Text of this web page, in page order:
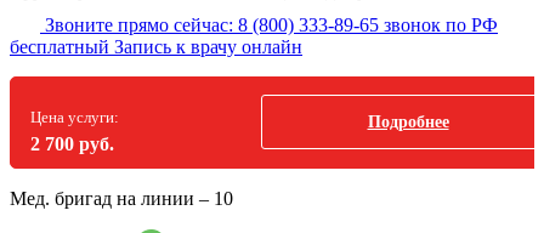
Звоните прямо сейчас: 8 (800) 333-89-65 звонок по РФ
бесплатный Запись к врачу онлайн
Цена услуги:
2 700 руб.
Подробнее
Мед. бригад на линии – 10